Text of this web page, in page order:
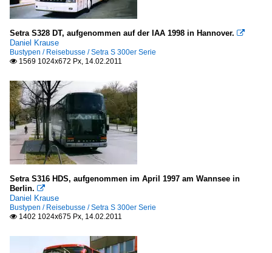
Setra S328 DT, aufgenommen auf der IAA 1998 in Hannover. 
Daniel Krause
Bustypen / Reisebusse / Setra S 300er Serie
 1569 1024x672 Px, 14.02.2011
Setra S316 HDS, aufgenommen im April 1997 am Wannsee in
Berlin. 
Daniel Krause
Bustypen / Reisebusse / Setra S 300er Serie
 1402 1024x675 Px, 14.02.2011